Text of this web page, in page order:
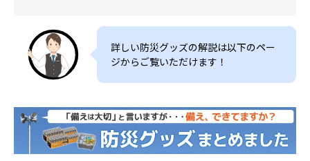
詳しい防災グッズの解説は以下のペー
ジからご覧いただけます！